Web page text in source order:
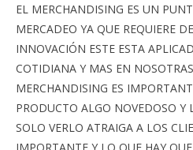
EL MERCHANDISING ES UN
MERCADEO YA QUE REQUIERE
INNOVACIÓN ESTE ESTA
COTIDIANA Y MAS EN NOSOTRAS
MERCHANDISING ES
PRODUCTO ALGO NOVEDOSO
SOLO VERLO ATRAIGA A LOS